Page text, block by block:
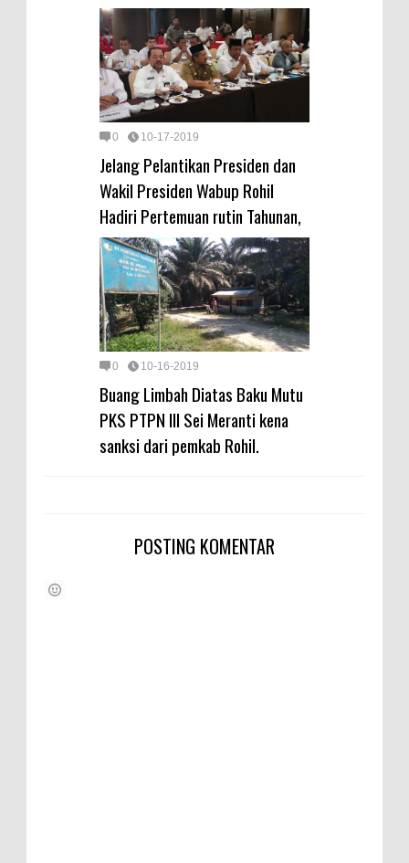
0 10-17-2019
Jelang Pelantikan Presiden dan
Wakil Presiden Wabup Rohil
Hadiri Pertemuan rutin Tahunan,
0 10-16-2019
Buang Limbah Diatas Baku Mutu
PKS PTPN lll Sei Meranti kena
sanksi dari pemkab Rohil.
POSTING KOMENTAR